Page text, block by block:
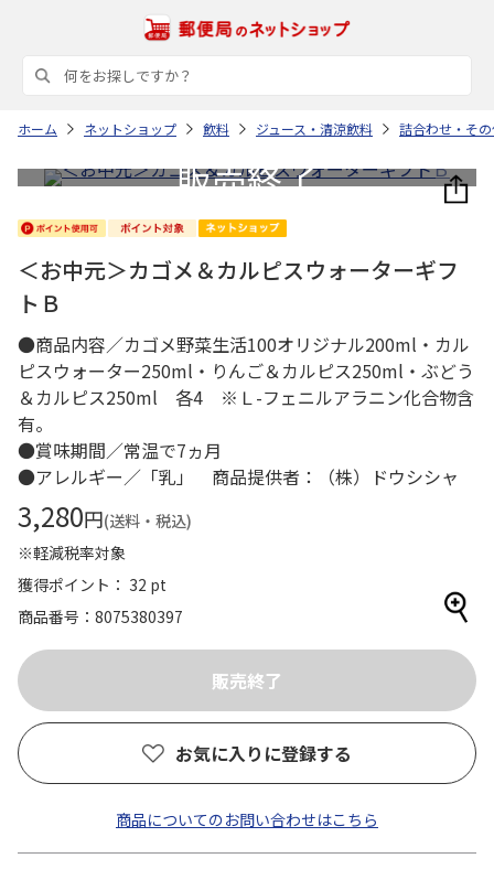
ホーム ネットショップ 飲料 ジュース・清涼飲料 詰合わせ・そ
＜お中元＞カゴメ＆カルピスウォーターギフ
トＢ
●商品内容／カゴメ野菜生活100オリジナル200ml・カル
ピスウォーター250ml・りんご＆カルピス250ml・ぶどう
＆カルピス250ml 各4 ※Ｌ-フェニルアラニン化合物含
有。
●賞味期間／常温で7ヵ月
●アレルギー／「乳」 商品提供者：（株）ドウシシャ
3,280円(送料・税込)
※軽減税率対象
獲得ポイント： 32 pt
商品番号
8075380397
お気に入りに登録する
商品についてのお問い合わせはこちら